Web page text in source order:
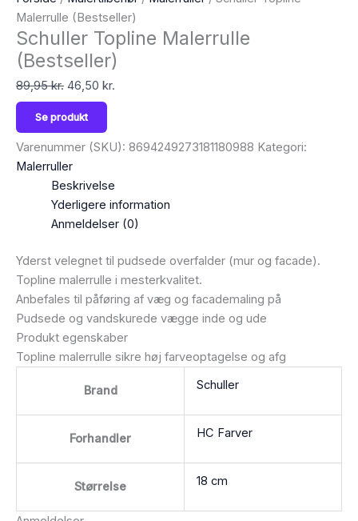
Malerrulle (Bestseller)
Schuller Topline Malerrulle
(Bestseller)
89,95kr. 46,50 kr.
Se produkt
Varenummer (SKU): 8694249273181180988 Kategori:
Malerruller
Beskrivelse
Yderligere information
Anmeldelser (0)
Yderst velegnet til pudsede overfalder (mur og facade).
Topline malerrulle i mesterkvalitet.
Anbefales til påføring af væg og facademaling på
Pudsede og vandskurede vægge inde og ude
Produkt egenskaber
Topline malerrulle sikre høj farveoptagelse og afg
Brand Schuller
Forhandler HC Farver
Størrelse 18 cm